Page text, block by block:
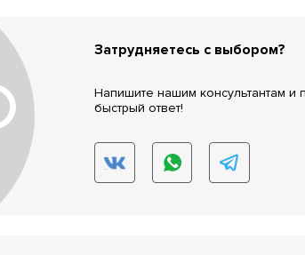
Затрудняетесь с выбором?
Напишите нашим консультантам и
быстрый ответ!